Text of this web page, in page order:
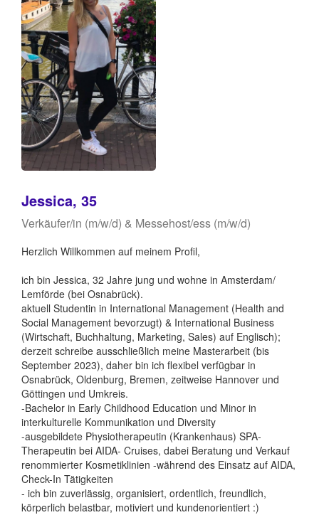
Jessica, 35
Verkäufer/in (m/w/d) & Messehost/ess (m/w/d)
Herzlich Willkommen auf meinem Profil,
ich bin Jessica, 32 Jahre jung und wohne in Amsterdam/
Lemförde (bei Osnabrück).
aktuell Studentin in International Management (Health and
Social Management bevorzugt) & International Business
(Wirtschaft, Buchhaltung, Marketing, Sales) auf Englisch);
derzeit schreibe ausschließlich meine Masterarbeit (bis
September 2023), daher bin ich flexibel verfügbar in
Osnabrück, Oldenburg, Bremen, zeitweise Hannover und
Göttingen und Umkreis.
-Bachelor in Early Childhood Education und Minor in
interkulturelle Kommunikation und Diversity
-ausgebildete Physiotherapeutin (Krankenhaus) SPA-
Therapeutin bei AIDA- Cruises, dabei Beratung und Verkauf
renommierter Kosmetiklinien -während des Einsatz auf AIDA,
Check-In Tätigkeiten
- ich bin zuverlässig, organisiert, ordentlich, freundlich,
körperlich belastbar, motiviert und kundenorientiert :)